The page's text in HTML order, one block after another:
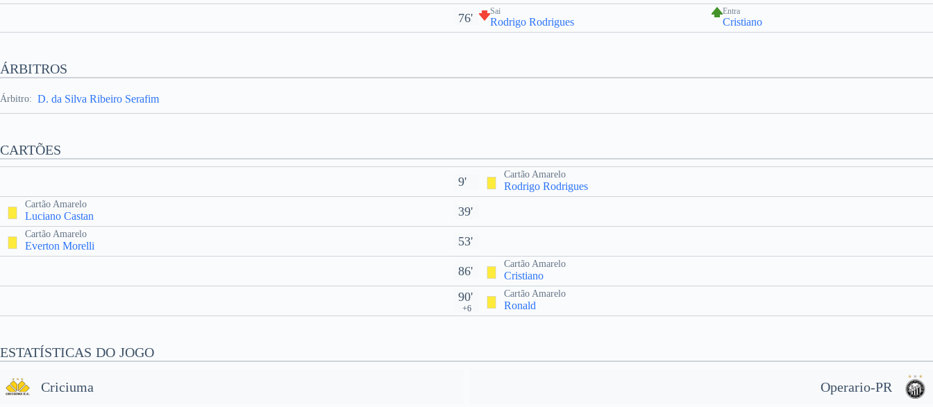
76' Sai
Rodrigo Rodrigues
Entra
Cristiano
ÁRBITROS
Árbitro: D. da Silva Ribeiro Serafim
CARTÕES
9'
Cartão Amarelo
Rodrigo Rodrigues
Cartão Amarelo
Luciano Castan 39'
Cartão Amarelo
Everton Morelli 53'
86'
Cartão Amarelo
Cristiano
90'
+6
Cartão Amarelo
Ronald
ESTATÍSTICAS DO JOGO
Criciuma Operario-PR